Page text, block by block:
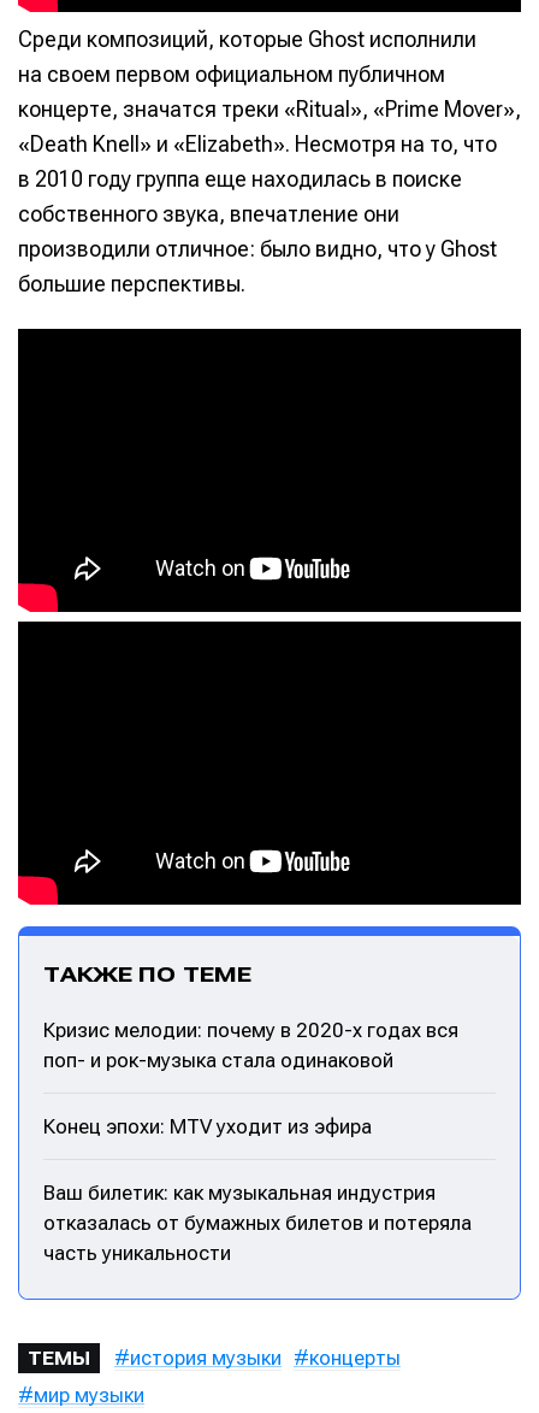
Среди композиций, которые Ghost исполнили
на своем первом официальном публичном
концерте, значатся треки «Ritual», «Prime Mover»,
«Death Knell» и «Elizabeth». Несмотря на то, что
в 2010 году группа еще находилась в поиске
собственного звука, впечатление они
производили отличное: было видно, что у Ghost
большие перспективы.
ТАКЖЕ ПО ТЕМЕ
Кризис мелодии: почему в 2020-х годах вся
поп- и рок-музыка стала одинаковой
Конец эпохи: MTV уходит из эфира
Ваш билетик: как музыкальная индустрия
отказалась от бумажных билетов и потеряла
часть уникальности
ТЕМЫ история музыки
концерты
мир музыки